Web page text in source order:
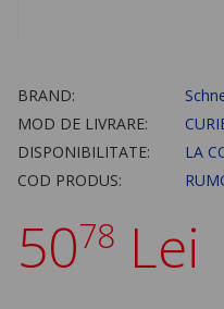
BRAND:
MOD DE LIVRARE:
DISPONIBILITATE:
LA
COD PRODUS:
5078 Lei